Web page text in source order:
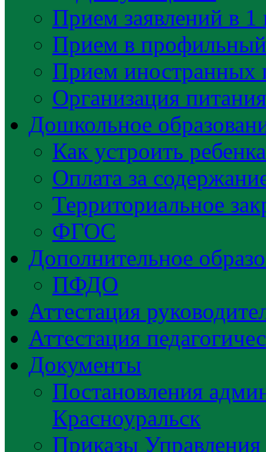
Прием заявлений в 1
Прием в
Прием иностранных
Организация
Дошкольное
Как устроить
Оплата за
Территориальное
ФГОС
Дополнительное
ПФДО
Аттестация
Аттестация
Документы
Постановления
Красноуральск
Приказы Управления